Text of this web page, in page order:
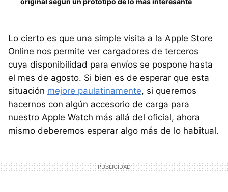
Lo cierto es que una simple visita a la Apple Store
Online nos permite ver cargadores de terceros
cuya disponibilidad para envíos se pospone hasta
el mes de agosto. Si bien es de esperar que esta
situación mejore paulatinamente, si queremos
hacernos con algún accesorio de carga para
nuestro Apple Watch más allá del oficial, ahora
mismo deberemos esperar algo más de lo habitual.